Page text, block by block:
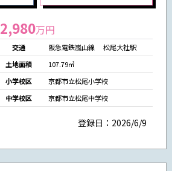
2,980万円
交通
阪急電鉄嵐山線 松尾大社駅
土地面積
107.79㎡
小学校区
京都市立松尾小学校
中学校区
京都市立松尾中学校
登録日：2026/6/9